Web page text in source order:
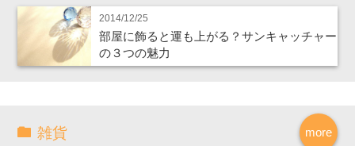
2014/12/25
部屋に飾ると運も上がる？サンキャッチャー
の３つの魅力
more
雑貨